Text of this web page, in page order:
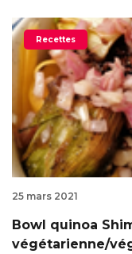
Recettes
25 mars 2021
Bowl quinoa
végétarienne/